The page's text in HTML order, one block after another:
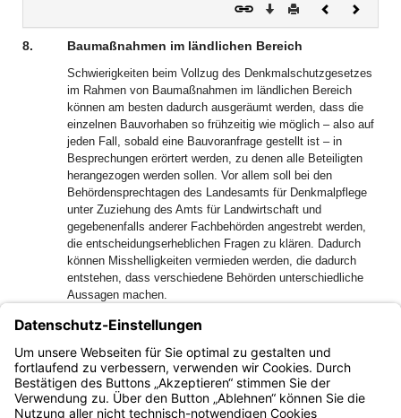
Download
DruckenVorheriges
8. Baumaßnahmen im ländlichen Bereich
Schwierigkeiten beim Vollzug des Denkmalschutzgesetzes
im Rahmen von Baumaßnahmen im ländlichen Bereich
können am besten dadurch ausgeräumt werden, dass die
einzelnen Bauvorhaben so frühzeitig wie möglich – also auf
jeden Fall, sobald eine Bauvoranfrage gestellt ist – in
Besprechungen erörtert werden, zu denen alle Beteiligten
herangezogen werden sollen. Vor allem soll bei den
Behördensprechtagen des Landesamts für Denkmalpflege
unter Zuziehung des Amts für Landwirtschaft und
gegebenenfalls anderer Fachbehörden angestrebt werden,
die entscheidungserheblichen Fragen zu klären. Dadurch
können Misshelligkeiten vermieden werden, die dadurch
entstehen, dass verschiedene Behörden unterschiedliche
Aussagen machen.
Die Bauaufsichts- und Denkmalschutzbehörden sind daher
gehalten, den Ämtern für Landwirtschaft und gegebenenfalls
sonst noch zu beteiligenden Fachbehörden die Termine der
Sprechtage des Landesamts für Denkmalpflege mitzuteilen.